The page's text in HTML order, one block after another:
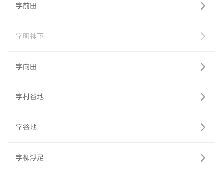
字前田
字明神下
字向田
字村谷地
字谷地
字柳浮足